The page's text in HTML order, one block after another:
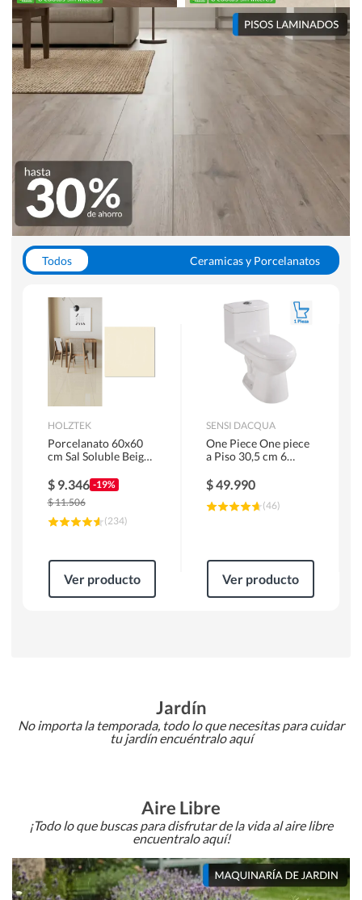
Todos
Ceramicas y Porcelanatos
WC y Sanitarios
Pisos Flotantes y Laminados
Pinturas
HOLZTEK
Porcelanato 60x60
cm Sal Soluble Beige
$ 9.346 -19%
$11.506
(234)
Ver producto
SENSI DACQUA
One Piece One piece
a Piso 30,5 cm 6
$49.990
(46)
Ver producto
Jardín
No importa la temporada, todo lo que necesitas para cuidar
tu jardín encuéntralo aquí
Aire Libre
¡Todo lo que buscas para disfrutar de la vida al aire libre
encuentralo aquí!